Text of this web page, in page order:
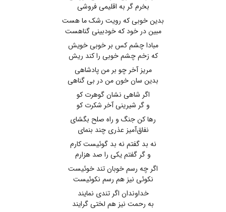
بخرم گر به اقلیمی فروشی
بدین خوبی که رویت رشک ما هست
مبین در خود که خودبینی گناهست
مبادا چشم کس بر خوبی خویش
که زخم چشم خوبی را کند ریش
مریز آخر چو بر من پادشاهی
بدین سان خون من در بی گناهی
اگر شاهی نشان گوهرت کو
و گر شیرینی آخر شکرت کو
رها کن جنگ و راه صلح بگشای
نفاق‌آمیز عذری چند بنمای
نه بد گفتم نه بد گوئیست کارم
و گر گفتم یکی را صد هزارم
اگر چه رسم خوبان تند خوئیست
نکوئی نیز هم رسم نکوئیست
خداوندان اگر تندی نمایند
به رحمت نیز هم لختی گرایند